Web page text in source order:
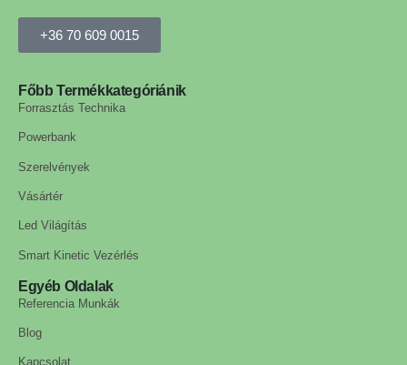
+36 70 609 0015
Főbb Termékkategóriánik
Forrasztás Technika
Powerbank
Szerelvények
Vásártér
Led Világítás
Smart Kinetic Vezérlés
Egyéb Oldalak
Referencia Munkák
Blog
Kapcsolat